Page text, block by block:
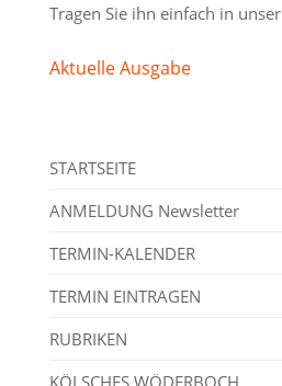
Tragen Sie ihn einfach in unser
Aktuelle Ausgabe
STARTSEITE
ANMELDUNG Newsletter
TERMIN-KALENDER
TERMIN EINTRAGEN
RUBRIKEN
KÖLSCHES WÖDERBOCH